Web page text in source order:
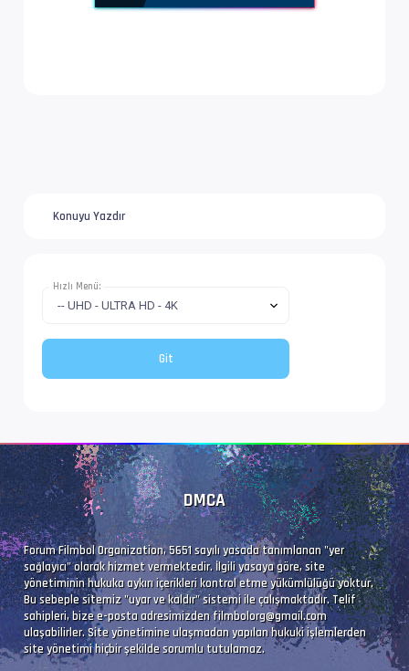
Ses Profili       : Dolby Digital Plus with
Ses Profili       : Dolby Digital Plus with
Dil               : en
Altyazı #5        : UTF-8
İz Adı            : Tam (Türkçe)
Dil               : tr
Konuyu Yazdır
Hızlı Menü:
DMCA
Forum Filmbol Organization, 5651 sayılı yasada tanımlanan "yer
sağlayıcı" olarak hizmet vermektedir. İlgili yasaya göre, site
yönetiminin hukuka aykırı içerikleri kontrol etme yükümlülüğü yoktur.
Bu sebeple sitemiz "uyar ve kaldır" sistemi ile çalışmaktadır. Telif
sahipleri, bize e-posta adresimizdenfilmbolorg@gmail.com
ulaşabilirler. Site yönetimine ulaşmadan yapılan hukuki işlemlerden
site yönetimi hiçbir şekilde sorumlu tutulamaz.